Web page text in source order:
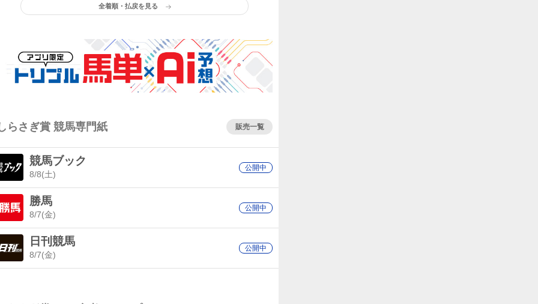
全着順・払戻を見る
らさぎ賞 競馬専門紙 販売一覧
競馬ブック
8/8(土)
公開中
勝馬
8/7(金)
公開中
日刊競馬
8/7(金)
公開中